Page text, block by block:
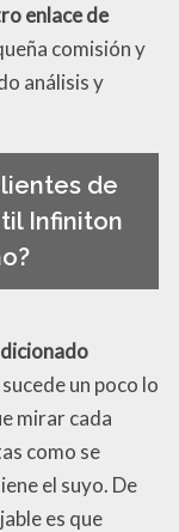
enlace de
comisión y
análisis y
de
Infiniton
sucede un poco lo
mirar cada
como se
el suyo. De
es que